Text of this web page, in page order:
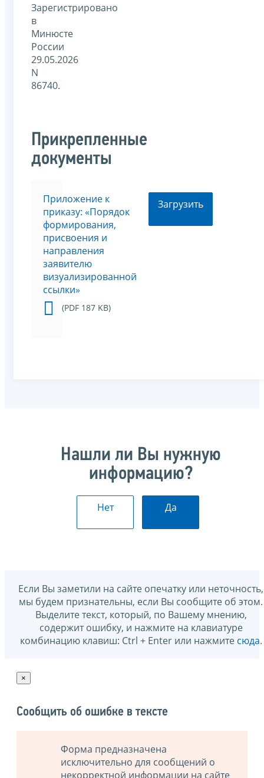
Зарегистрировано
в
Минюсте
России
29.05.2026
N
86740.
Прикрепленные
документы
Приложение к
приказу: «Порядок
формирования,
присвоения и
направления
заявителю
визуализированной
ссылки»
(PDF 187 KB)
Загрузить
Нашли ли Вы нужную
информацию?
Нет Да
Если Вы заметили на сайте опечатку или неточность,
мы будем признательны, если Вы сообщите об этом.
Выделите текст, который, по Вашему мнению,
содержит ошибку, и нажмите на клавиатуре
комбинацию клавиш: Ctrl + Enter или нажмите сюда.
×
Сообщить об ошибке в тексте
Форма предназначена
исключительно для сообщений о
некорректной информации на сайте